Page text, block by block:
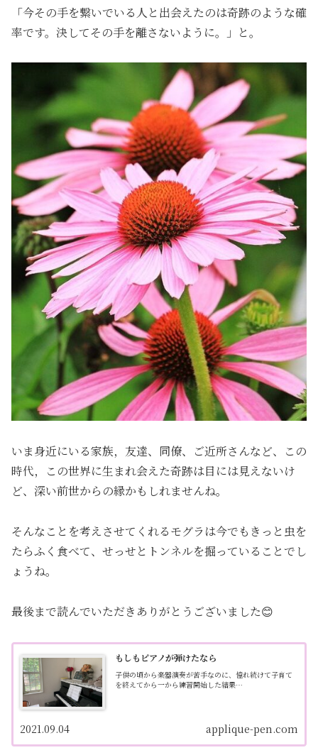
「今その手を繋いでいる人と出会えたのは奇跡のような確
率です。決してその手を離さないように。」と。
いま身近にいる家族，友達、同僚、ご近所さんなど、この
時代，この世界に生まれ会えた奇跡は目には見えないけ
ど、深い前世からの縁かもしれませんね。
そんなことを考えさせてくれるモグラは今でもきっと虫を
たらふく食べて、せっせとトンネルを掘っていることでし
ょうね。
最後まで読んでいただきありがとうございました😊
もしもピアノが弾けたなら
子供の頃から楽器演奏が苦手なのに、憧れ続けて子育て
を終えてから一から練習開始した結果…
applique-pen.com
2021.09.04